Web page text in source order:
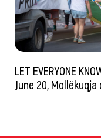
LET EVERYONE
June 20,